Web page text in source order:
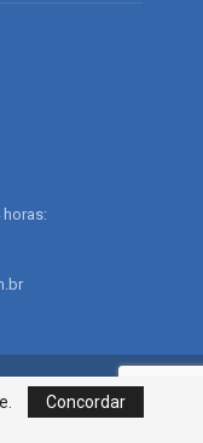
79.2106.8000 - CI
de Informações LTDA
Concordar